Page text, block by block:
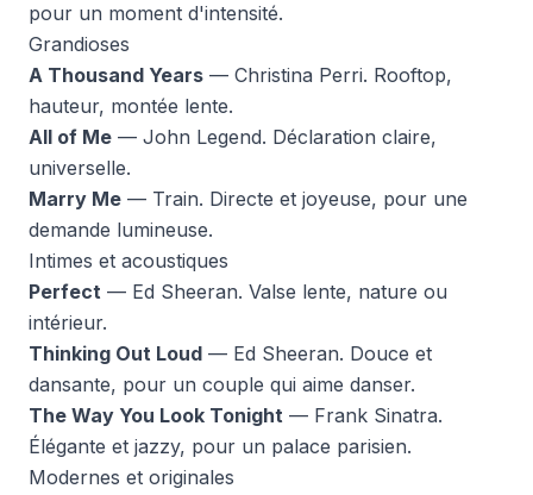
pour un moment d'intensité.
Grandioses
A Thousand Years — Christina Perri. Rooftop,
hauteur, montée lente.
All of Me — John Legend. Déclaration claire,
universelle.
Marry Me — Train. Directe et joyeuse, pour une
demande lumineuse.
Intimes et acoustiques
Perfect — Ed Sheeran. Valse lente, nature ou
intérieur.
Thinking Out Loud — Ed Sheeran. Douce et
dansante, pour un couple qui aime danser.
The Way You Look Tonight — Frank Sinatra.
Élégante et jazzy, pour un palace parisien.
Modernes et originales